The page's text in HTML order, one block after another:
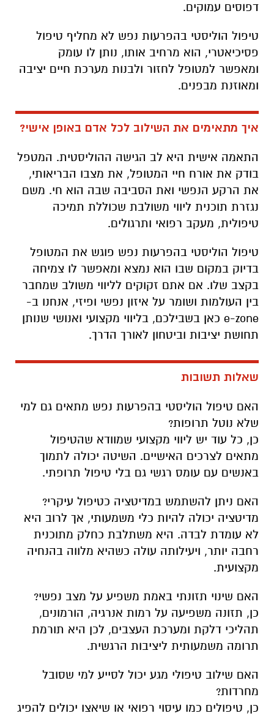
דפוסים עמוקים.
טיפול הוליסטי בהפרעות נפש לא מחליף טיפול
פסיכיאטרי, הוא מרחיב אותו, נותן לו עומק
ומאפשר למטופל לחזור ולבנות מערכת חיים יציבה
ומאוזנת מבפנים.
איך מתאימים את השילוב לכל אדם באופן אישי?
התאמה אישית היא לב הגישה ההוליסטית. המטפל
בודק את אורח חיי המטופל, את מצבו הבריאותי,
את הרקע הנפשי ואת הסביבה שבה הוא חי. משם
נגזרת תוכנית ליווי משולבת שכוללת תמיכה
טיפולית, מעקב רפואי ותרגולים.
טיפול הוליסטי בהפרעות נפש פוגש את המטופל
בדיוק במקום שבו הוא נמצא ומאפשר לו צמיחה
בקצב שלו. אם אתם זקוקים לליווי משולב שמחבר
בין העולמות ושומר על איזון נפשי ופיזי, אנחנו ב-
e-zone כאן בשבילכם, בליווי מקצועי ואנושי שנותן
תחושת יציבות וביטחון לאורך הדרך.
שאלות תשובות
האם טיפול הוליסטי בהפרעות נפש מתאים גם למי
שלא נוטל תרופות?
כן, כל עוד יש ליווי מקצועי שמוודא שהטיפול
מתאים לצרכים האישיים. השיטה יכולה לתמוך
באנשים עם עומס רגשי גם בלי טיפול תרופתי.
האם ניתן להשתמש במדיטציה כטיפול עיקרי?
מדיטציה יכולה להיות כלי משמעותי, אך לרוב היא
לא עומדת לבדה. היא משתלבת כחלק מתוכנית
רחבה יותר, ויעילותה עולה כשהיא מלווה בהנחיה
מקצועית.
האם שינוי תזונתי באמת משפיע על מצב נפשי?
כן, תזונה משפיעה על רמות אנרגיה, הורמונים,
תהליכי דלקת ומערכת העצבים, לכן היא תורמת
תרומה משמעותית ליציבות הרגשית.
האם שילוב טיפולי מגע יכול לסייע למי שסובל
מחרדות?
כן, טיפולים כמו עיסוי רפואי או שיאצו יכולים להפיג